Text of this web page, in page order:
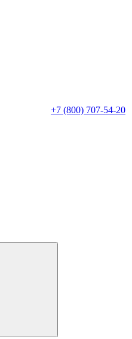
+7 (800) 707-54-20